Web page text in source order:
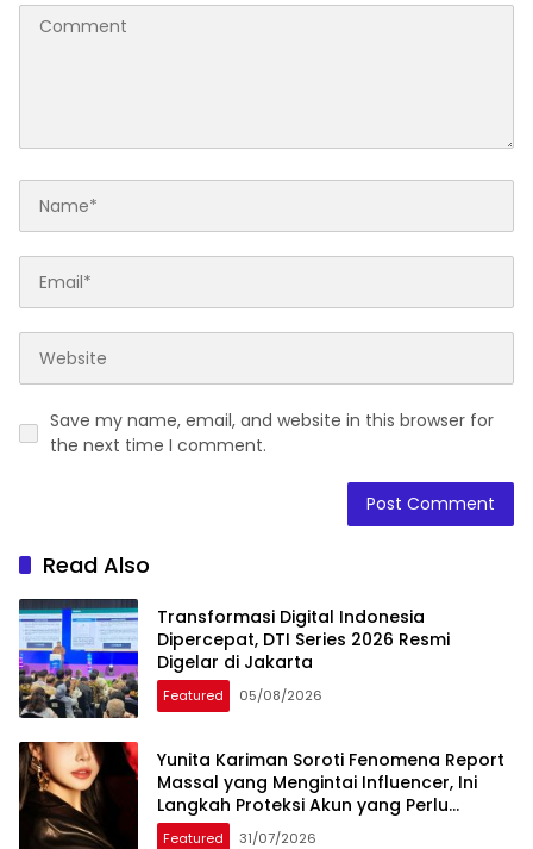
Save my name, email, and website in this browser for
the next time I comment.
Read Also
Transformasi Digital Indonesia
Dipercepat, DTI Series 2026 Resmi
Digelar di Jakarta
Featured 05/08/2026
Yunita Kariman Soroti Fenomena Report
Massal yang Mengintai Influencer, Ini
Langkah Proteksi Akun yang Perlu
Diketahui
Featured 31/07/2026